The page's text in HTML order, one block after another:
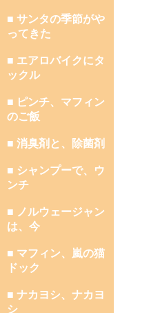
■ サンタの季節がや
ってきた
■ エアロバイクにタ
ックル
■ ピンチ、マフィン
のご飯
■ 消臭剤と、除菌剤
■ シャンプーで、ウ
ンチ
■ ノルウェージャン
は、今
■ マフィン、嵐の猫
ドック
■ ナカヨシ、ナカヨ
シ